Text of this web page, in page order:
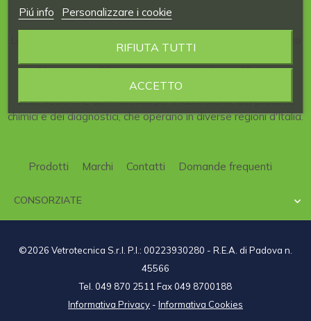
Distribuzione di articoli per Laboratori
Al consorzio CDL partecipano aziende qualificate,
specializzate nel campo della strumentazione scientifica,
delle vetrerie e dei materiali per il laboratorio, dei prodotti
chimici e dei diagnostici, che operano in diverse regioni d'Italia.
Prodotti Marchi Contatti Domande frequenti
CONSORZIATE 
Piú info Personalizzare i cookie
RIFIUTA TUTTI
ACCETTO
©2026 Vetrotecnica S.r.l. P.I.: 00223930280 - R.E.A. di Padova n.
45566
Tel. 049 870 2511 Fax 049 8700188
Informativa Privacy - Informativa Cookies